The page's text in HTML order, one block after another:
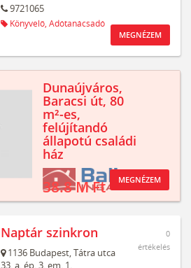
9721065
Könyvelő, Adótanácsadó
MEGNÉZEM
Dunaújváros,
Baracsi út, 80
m²-es,
felújítandó
állapotú családi
ház
38.8 M Ft MEGNÉZEM
Naptár szinkron
1136 Budapest,Tátra utca
33. a. ép. 3. em. 1.
0
értékelés